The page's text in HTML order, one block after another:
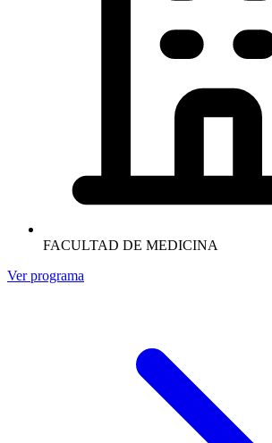
FACULTAD DE MEDICINA
Ver programa